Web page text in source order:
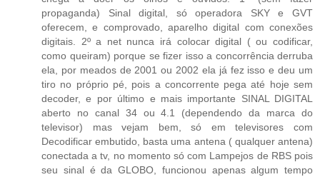
propaganda) Sinal digital, só operadora SKY e GVT
oferecem, e comprovado, aparelho digital com conexões
digitais. 2º a net nunca irá colocar digital ( ou codificar,
como queiram) porque se fizer isso a concorrência derruba
ela, por meados de 2001 ou 2002 ela já fez isso e deu um
tiro no próprio pé, pois a concorrente pega até hoje sem
decoder, e por último e mais importante SINAL DIGITAL
aberto no canal 34 ou 4.1 (dependendo da marca do
televisor) mas vejam bem, só em televisores com
Decodificar embutido, basta uma antena ( qualquer antena)
conectada a tv, no momento só com Lampejos de RBS pois
seu sinal é da GLOBO, funcionou apenas algum tempo